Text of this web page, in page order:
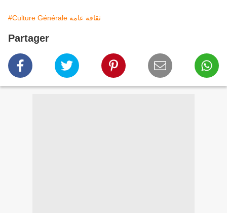
#Culture Générale ثقافة عامة
Partager